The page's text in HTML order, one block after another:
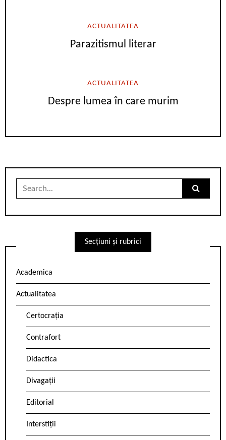
ACTUALITATEA
Parazitismul literar
ACTUALITATEA
Despre lumea în care murim
Search
Secțiuni și rubrici
Academica
Actualitatea
Certocrația
Contrafort
Didactica
Divagații
Editorial
Interstiții